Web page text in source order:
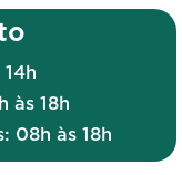
às 18h
08h às 18h